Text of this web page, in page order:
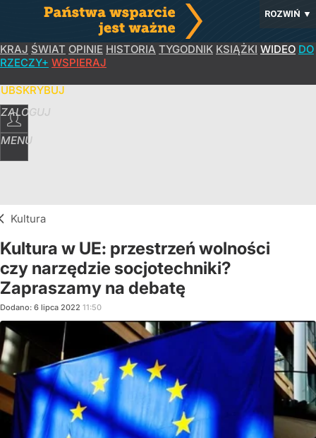
ROZWIŃ ▼
KRAJ ŚWIAT OPINIE HISTORIA TYGODNIK KSIĄŻKI WIDEO DO
RZECZY+ WSPIERAJ
ZALOGUJ
MENU
Kultura
Kultura w UE: przestrzeń wolności
czy narzędzie socjotechniki?
Zapraszamy na debatę
Dodano: 6 lipca 2022 11:50